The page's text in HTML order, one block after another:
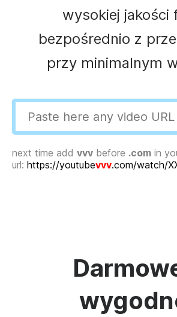
wysokiej jakości
bezpośrednio z
przy minimalnym
next time add vvv before .com in
url: https://youtubevvv.com/watch/